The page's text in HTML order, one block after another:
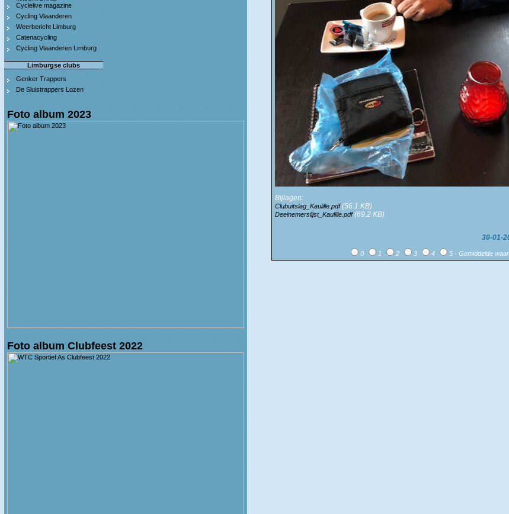
Cyclelive magazine
Cycling Vlaanderen
Weerbericht Limburg
Catenacycling
Cycling Vlaanderen Limburg
Limburgse clubs
Genker Trappers
De Sluistrappers Lozen
Foto album 2023
Foto album Clubfeest 2022
Bijlagen:
Clubuitslag_Kaulille.pdf(56.1 KB)
Deelnemerslijst_Kaulille.pdf(69.2 KB)
30-01-
0 1 2 3 4
5 - Gemiddelde